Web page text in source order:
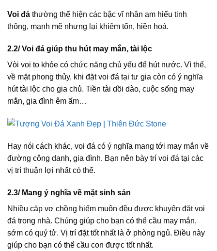
Voi đá thường thể hiện các bậc vĩ nhân am hiểu tinh
thông, mạnh mẽ nhưng lại khiêm tốn, hiền hoà.
2.2/ Voi đá giúp thu hút may mắn, tài lộc
Vòi voi to khỏe có chức năng chủ yếu để hút nước. Vì thế,
về mặt phong thủy, khi đặt voi đá tại tư gia còn có ý nghĩa
hút tài lộc cho gia chủ. Tiền tài dồi dào, cuộc sống may
mắn, gia đình êm ấm…
Hay nói cách khác, voi đá có ý nghĩa mang tới may mắn về
đường công danh, gia đình. Bạn nên bày trí voi đá tại các
vị trí thuận lợi nhất có thể.
2.3/ Mang ý nghĩa về mặt sinh sản
Nhiều cặp vợ chồng hiếm muộn đều được khuyên đặt voi
đá trong nhà. Chúng giúp cho bạn có thể cầu may mắn,
sớm có quý tử. Vị trí đặt tốt nhất là ở phòng ngủ. Điều này
giúp cho bạn có thể cầu con được tốt nhất.